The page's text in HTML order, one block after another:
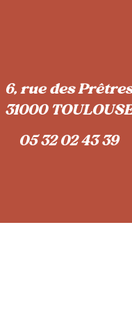
6, rue des Prêtres
31000 TOULOUSE
05 32 02 43 39